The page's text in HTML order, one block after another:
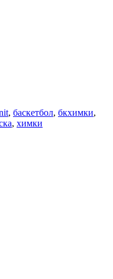
, баскетбол, бкхимки,
, химки